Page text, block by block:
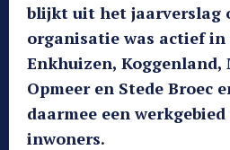
blijkt uit het jaarverslag
organisatie was actief
Enkhuizen, Koggenland,
Opmeer en Stede Broec
daarmee een werkgebied
inwoners.